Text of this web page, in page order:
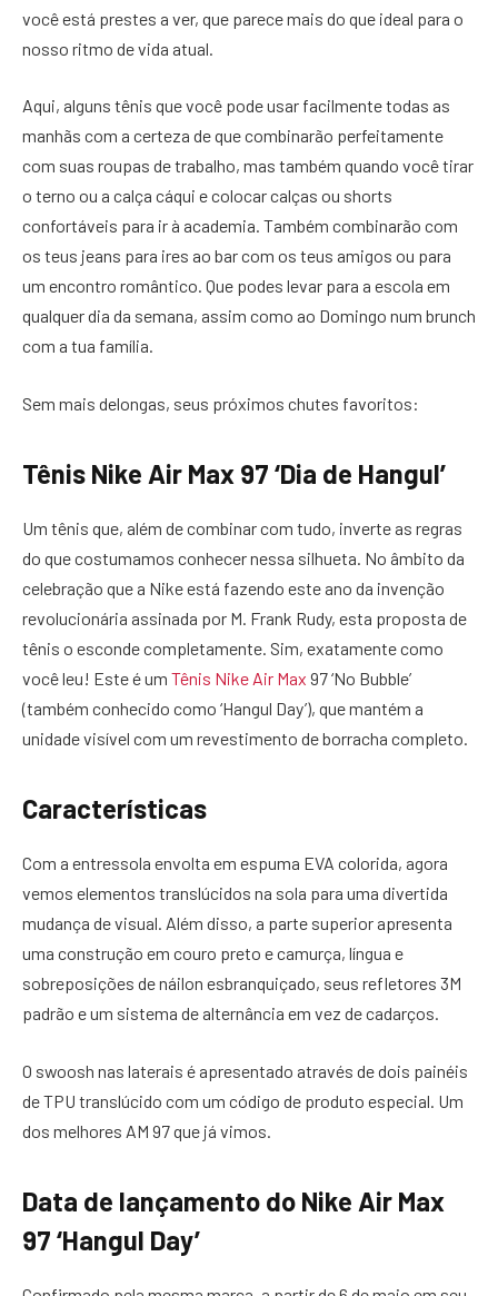
você está prestes a ver, que parece mais do que ideal para o
nosso ritmo de vida atual.
Aqui, alguns tênis que você pode usar facilmente todas as
manhãs com a certeza de que combinarão perfeitamente
com suas roupas de trabalho, mas também quando você tirar
o terno ou a calça cáqui e colocar calças ou shorts
confortáveis ​​para ir à academia. Também combinarão com
os teus jeans para ires ao bar com os teus amigos ou para
um encontro romântico. Que podes levar para a escola em
qualquer dia da semana, assim como ao Domingo num brunch
com a tua família.
Sem mais delongas, seus próximos chutes favoritos:
Tênis Nike Air Max 97 ‘Dia de Hangul’
Um tênis que, além de combinar com tudo, inverte as regras
do que costumamos conhecer nessa silhueta. No âmbito da
celebração que a Nike está fazendo este ano da invenção
revolucionária assinada por M. Frank Rudy, esta proposta de
tênis o esconde completamente. Sim, exatamente como
você leu! Este é um Tênis Nike Air Max 97 ‘No Bubble’
(também conhecido como ‘Hangul Day’), que mantém a
unidade visível com um revestimento de borracha completo.
Características
Com a entressola envolta em espuma EVA colorida, agora
vemos elementos translúcidos na sola para uma divertida
mudança de visual. Além disso, a parte superior apresenta
uma construção em couro preto e camurça, língua e
sobreposições de náilon esbranquiçado, seus refletores 3M
padrão e um sistema de alternância em vez de cadarços.
O swoosh nas laterais é apresentado através de dois painéis
de TPU translúcido com um código de produto especial. Um
dos melhores AM 97 que já vimos.
Data de lançamento do Nike Air Max
97 ‘Hangul Day’